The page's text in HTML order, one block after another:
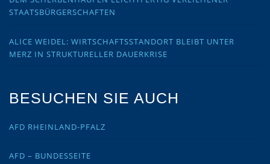
STAATSBÜRGERSCHAFTEN
ALICE WEIDEL: WIRTSCHAFTSSTANDORT BLEIBT UNTER
MERZ IN STRUKTURELLER DAUERKRISE
BESUCHEN SIE AUCH
AFD RHEINLAND-PFALZ
AFD – BUNDESSEITE